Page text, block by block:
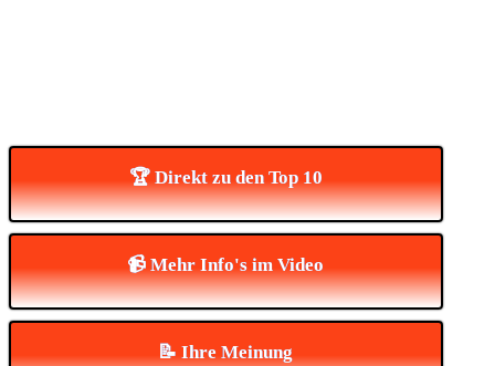
🏆 Direkt zu den Top 10
📹 Mehr Info's im Video
📝 Ihre Meinung